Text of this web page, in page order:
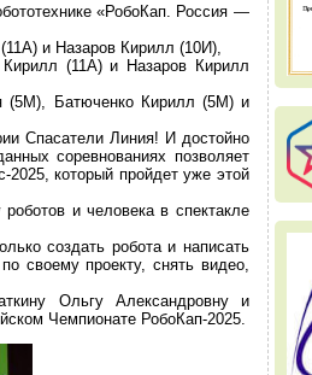
«РобоКап. Россия —
и Назаров Кирилл (10И),
(11А) и Назаров Кирилл
(5М), Батюченко Кирилл (5М) и
Спасатели Линия! И достойно
соревнованиях позволяет
2025, который пройдет уже этой
и человека в спектакле
создать робота и написать
своему проекту, снять видео,
Ольгу Александровну и
Чемпионате РобоКап-2025.